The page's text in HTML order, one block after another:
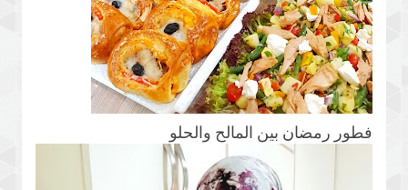
فطور رمضان بين المالح والحلو